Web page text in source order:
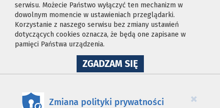
serwisu. Możecie Państwo wyłączyć ten mechanizm w
dowolnym momencie w ustawieniach przeglądarki.
Korzystanie z naszego serwisu bez zmiany ustawień
dotyczących cookies oznacza, że będą one zapisane w
pamięci Państwa urządzenia.
ZGADZAM SIĘNA
WYKORZYSTANIE
×
Zmiana polityki prywatności